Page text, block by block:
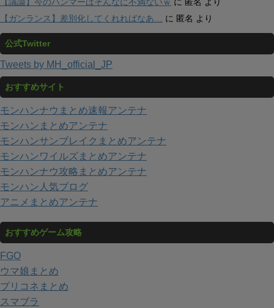
【ガンランス】差別化してくれればなあ…
に 匿名 より
公式Twitter
Tweets by MH_official_JP
おすすめサイト
モンハンナウまとめ速報アンテナ
モンハンまとめアンテナ
モンハンサンブレイクまとめアンテナ
モンハンワイルズまとめアンテナ
モンハンナウ攻略まとめアンテナ
モンハン人気ブログ
アニメまとめアンテナ
おすすめゲーム攻略
FGO
ウマ娘まとめ
プリコネまとめ
スマブラ